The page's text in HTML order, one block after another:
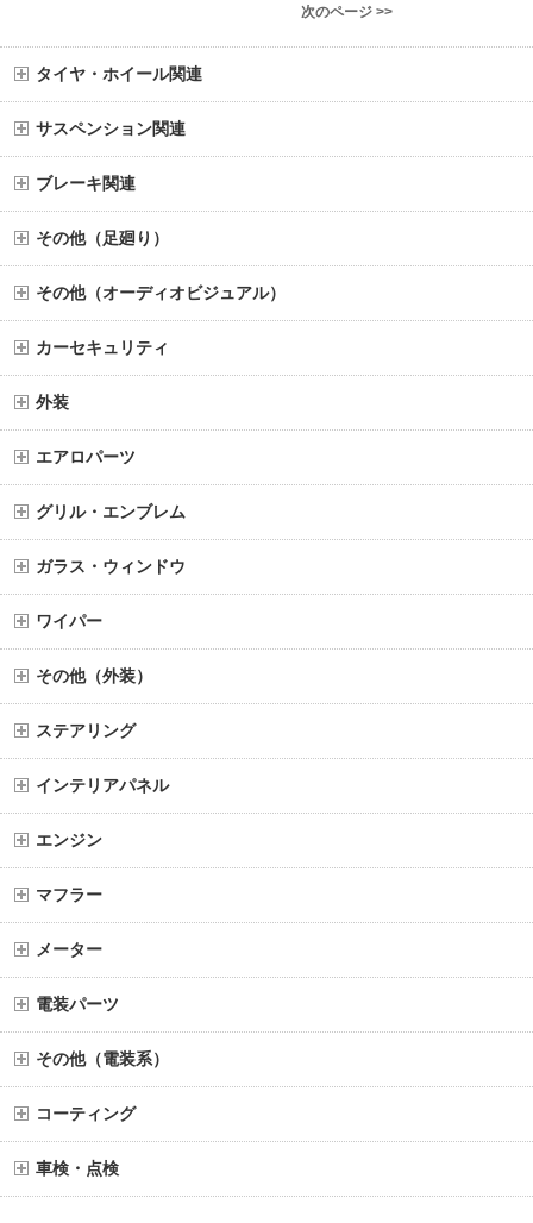
次のページ >>
タイヤ・ホイール関連
サスペンション関連
ブレーキ関連
その他（足廻り）
その他（オーディオビジュアル）
カーセキュリティ
外装
エアロパーツ
グリル・エンブレム
ガラス・ウィンドウ
ワイパー
その他（外装）
ステアリング
インテリアパネル
エンジン
マフラー
メーター
電装パーツ
その他（電装系）
コーティング
車検・点検